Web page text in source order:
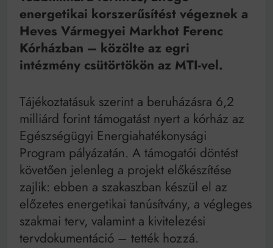
Mindenki a világot akarja uralni – de nem csak a 80-
as években
Bitumenes lapostetők: a bevált technológia akkor
működik, ha jól van felújítva
energetikai korszerűsítést végeznek a
Heves Vármegyei Markhot Ferenc
Kórházban – közölte az egri
intézmény csütörtökön az MTI-vel.
Tájékoztatásuk szerint a beruházásra 6,2
milliárd forint támogatást nyert a kórház az
Egészségügyi Energiahatékonysági
Program pályázatán. A támogatói döntést
követően jelenleg a projekt előkészítése
zajlik: ebben a szakaszban készül el az
előzetes energetikai tanúsítvány, a végleges
szakmai terv, valamint a kivitelezési
tervdokumentáció – tették hozzá.